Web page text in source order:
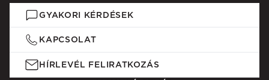
GYAKORI KÉRDÉSEK
KAPCSOLAT
HÍRLEVÉL FELIRATKOZÁS